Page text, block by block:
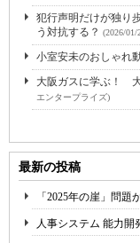
犯行声明だけが独り
う対抗する？ (2026/01/
小室安未のおしゃれ
大阪ガスに学ぶ！
エンタープライズ)
最新の投稿
「2025年の崖」問
人事システム 能力開